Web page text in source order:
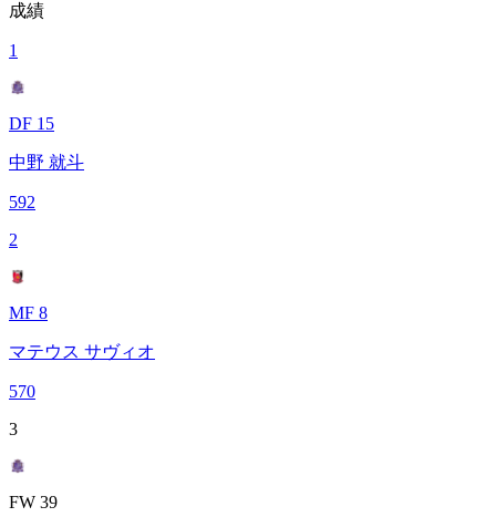
成績
1
DF 15
中野 就斗
592
2
MF 8
マテウス サヴィオ
570
3
FW 39